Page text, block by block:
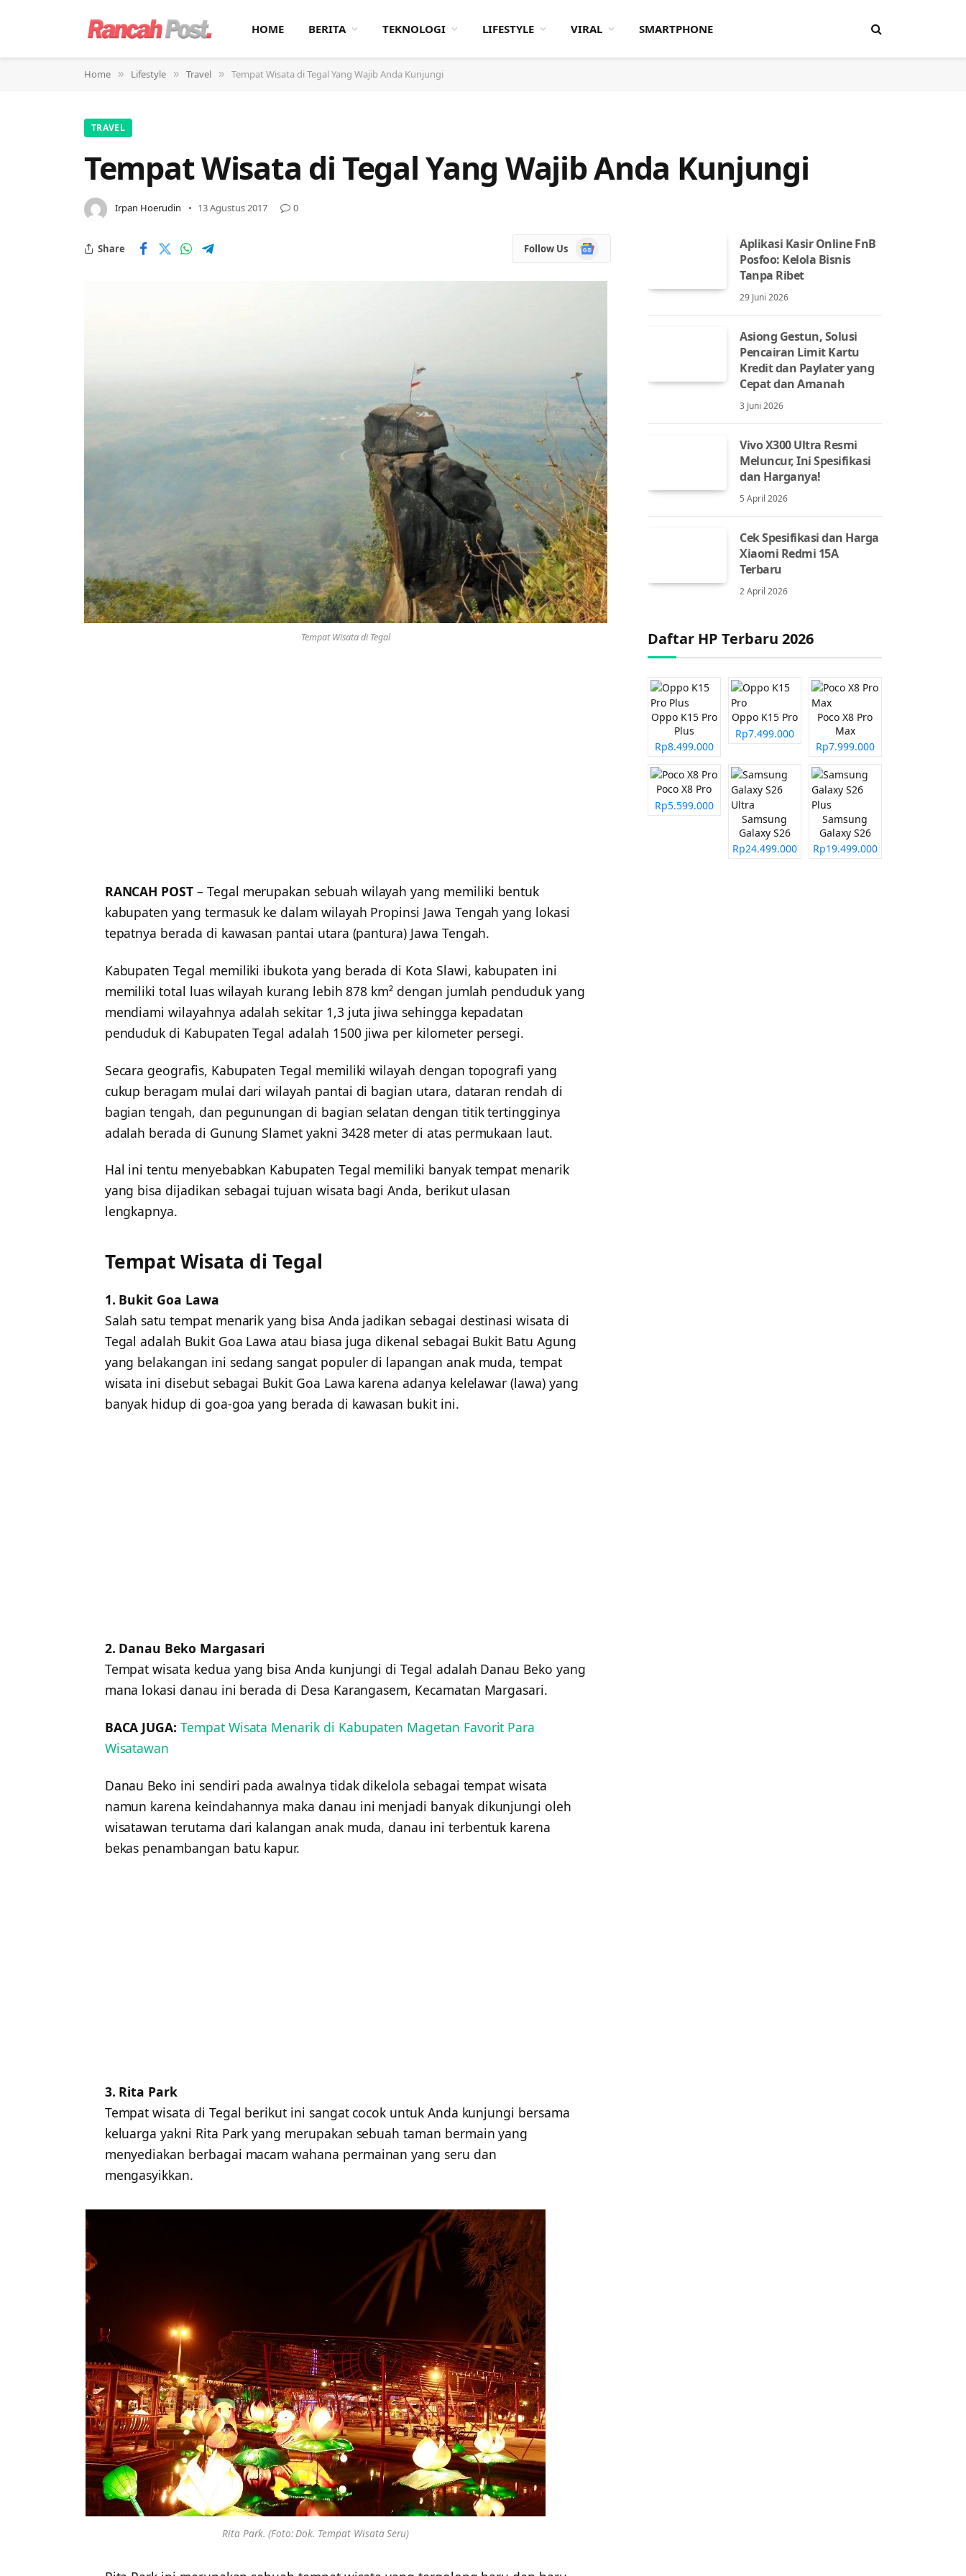
HOME BERITA TEKNOLOGI LIFESTYLE VIRAL SMARTPHONE
Home » Lifestyle » Travel » Tempat Wisata di Tegal Yang Wajib Anda Kunjungi
TRAVEL
Tempat Wisata di Tegal Yang Wajib Anda Kunjungi
Irpan Hoerudin 13 Agustus 2017 0
Share Follow Us
Google
News
Tempat Wisata di Tegal
RANCAH POST – Tegal merupakan sebuah wilayah yang memiliki bentuk
kabupaten yang termasuk ke dalam wilayah Propinsi Jawa Tengah yang lokasi
tepatnya berada di kawasan pantai utara (pantura) Jawa Tengah.
Kabupaten Tegal memiliki ibukota yang berada di Kota Slawi, kabupaten ini
memiliki total luas wilayah kurang lebih 878 km² dengan jumlah penduduk yang
mendiami wilayahnya adalah sekitar 1,3 juta jiwa sehingga kepadatan
penduduk di Kabupaten Tegal adalah 1500 jiwa per kilometer persegi.
Secara geografis, Kabupaten Tegal memiliki wilayah dengan topografi yang
cukup beragam mulai dari wilayah pantai di bagian utara, dataran rendah di
bagian tengah, dan pegunungan di bagian selatan dengan titik tertingginya
adalah berada di Gunung Slamet yakni 3428 meter di atas permukaan laut.
Hal ini tentu menyebabkan Kabupaten Tegal memiliki banyak tempat menarik
yang bisa dijadikan sebagai tujuan wisata bagi Anda, berikut ulasan
lengkapnya.
Tempat Wisata di Tegal
1. Bukit Goa Lawa
Salah satu tempat menarik yang bisa Anda jadikan sebagai destinasi wisata di
Tegal adalah Bukit Goa Lawa atau biasa juga dikenal sebagai Bukit Batu Agung
yang belakangan ini sedang sangat populer di lapangan anak muda, tempat
wisata ini disebut sebagai Bukit Goa Lawa karena adanya kelelawar (lawa) yang
banyak hidup di goa-goa yang berada di kawasan bukit ini.
2. Danau Beko Margasari
Tempat wisata kedua yang bisa Anda kunjungi di Tegal adalah Danau Beko yang
mana lokasi danau ini berada di Desa Karangasem, Kecamatan Margasari.
BACA JUGA: Tempat Wisata Menarik di Kabupaten Magetan Favorit Para
Wisatawan
Danau Beko ini sendiri pada awalnya tidak dikelola sebagai tempat wisata
namun karena keindahannya maka danau ini menjadi banyak dikunjungi oleh
wisatawan terutama dari kalangan anak muda, danau ini terbentuk karena
bekas penambangan batu kapur.
3. Rita Park
Tempat wisata di Tegal berikut ini sangat cocok untuk Anda kunjungi bersama
keluarga yakni Rita Park yang merupakan sebuah taman bermain yang
menyediakan berbagai macam wahana permainan yang seru dan
mengasyikkan.
Rita Park. (Foto: Dok. Tempat Wisata Seru)
Aplikasi Kasir Online FnB
Posfoo: Kelola Bisnis
Tanpa Ribet
29 Juni 2026
Asiong Gestun, Solusi
Pencairan Limit Kartu
Kredit dan Paylater yang
Cepat dan Amanah
3 Juni 2026
Vivo X300 Ultra Resmi
Meluncur, Ini Spesifikasi
dan Harganya!
5 April 2026
Cek Spesifikasi dan Harga
Xiaomi Redmi 15A
Terbaru
2 April 2026
Daftar HP Terbaru 2026
Oppo K15 Pro
Plus
Rp8.499.000
Oppo K15 Pro
Rp7.499.000
Poco X8 Pro
Max
Rp7.999.000
Poco X8 Pro
Rp5.599.000
Samsung
Galaxy S26
Ultra
Rp24.499.000
Samsung
Galaxy S26
Plus
Rp19.499.000